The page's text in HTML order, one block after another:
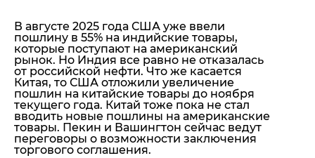
В августе 2025 года США уже ввели
пошлину в 55% на индийские товары,
которые поступают на американский
рынок. Но Индия все равно не отказалась
от российской нефти. Что же касается
Китая, то США отложили увеличение
пошлин на китайские товары до ноября
текущего года. Китай тоже пока не стал
вводить новые пошлины на американские
товары. Пекин и Вашингтон сейчас ведут
переговоры о возможности заключения
торгового соглашения.